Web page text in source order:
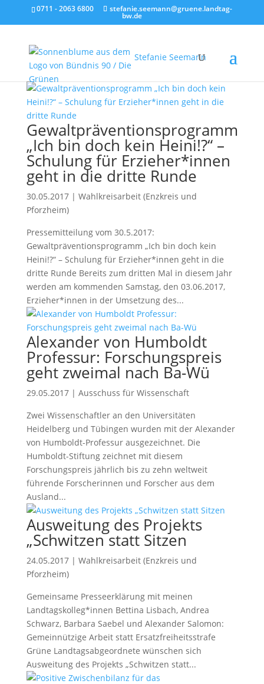
0711 - 2063 6800 stefanie.seemann@gruene.landtag-
bw.de
Stefanie Seemann
Gewaltpräventionsprogramm
„Ich bin doch kein Heini!?“ –
Schulung für Erzieher*innen
geht in die dritte Runde
30.05.2017| Wahlkreisarbeit (Enzkreis und
Pforzheim)
Pressemitteilung vom 30.5.2017:
Gewaltpräventionsprogramm „Ich bin doch kein
Heini!?“ – Schulung für Erzieher*innen geht in die
dritte Runde Bereits zum dritten Mal in diesem Jahr
werden am kommenden Samstag, den 03.06.2017,
Erzieher*innen in der Umsetzung des...
Alexander von Humboldt
Professur: Forschungspreis
geht zweimal nach Ba-Wü
29.05.2017| Ausschuss für Wissenschaft
Zwei Wissenschaftler an den Universitäten
Heidelberg und Tübingen wurden mit der Alexander
von Humboldt-Professur ausgezeichnet. Die
Humboldt-Stiftung zeichnet mit diesem
Forschungspreis jährlich bis zu zehn weltweit
führende Forscherinnen und Forscher aus dem
Ausland...
Ausweitung des Projekts
„Schwitzen statt Sitzen
24.05.2017| Wahlkreisarbeit (Enzkreis und
Pforzheim)
Gemeinsame Presseerklärung mit meinen
Landtagskolleg*innen Bettina Lisbach, Andrea
Schwarz, Barbara Saebel und Alexander Salomon:
Gemeinnützige Arbeit statt Ersatzfreiheitsstrafe
Grüne Landtagsabgeordnete wünschen sich
Ausweitung des Projekts „Schwitzen statt...